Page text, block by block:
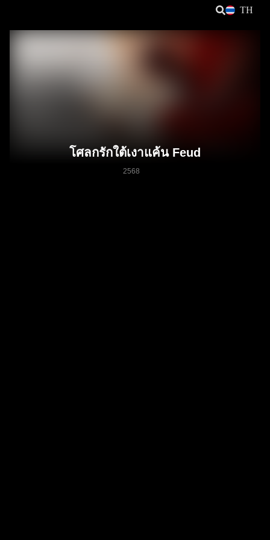
TH
โศลกรักใต้เงาแค้น Feud
2568